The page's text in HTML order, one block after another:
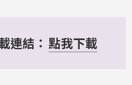
連結： 點我下載